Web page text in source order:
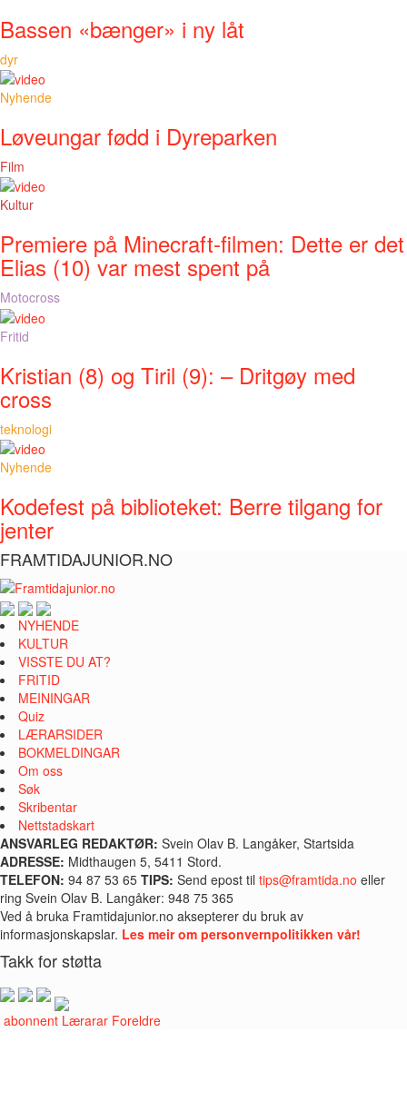
Bassen «bænger» i ny låt
dyr
Nyhende
Løveungar fødd i Dyreparken
Film
Kultur
Premiere på Minecraft-filmen: Dette er det
Elias (10) var mest spent på
Motocross
Fritid
Kristian (8) og Tiril (9): – Dritgøy med
cross
teknologi
Nyhende
Kodefest på biblioteket: Berre tilgang for
jenter
FRAMTIDAJUNIOR.NO
NYHENDE
KULTUR
VISSTE DU AT?
FRITID
MEININGAR
Quiz
LÆRARSIDER
BOKMELDINGAR
Om oss
Søk
Skribentar
Nettstadskart
ANSVARLEG REDAKTØR: Svein Olav B. Langåker, Startsida
ADRESSE: Midthaugen 5, 5411 Stord.
TELEFON: 94 87 53 65 TIPS: Send epost til tips@framtida.no eller
ring Svein Olav B. Langåker: 948 75 365
Ved å bruka Framtidajunior.no aksepterer du bruk av
informasjonskapslar. Les meir om personvernpolitikken vår!
Takk for støtta
abonnent Lærarar Foreldre